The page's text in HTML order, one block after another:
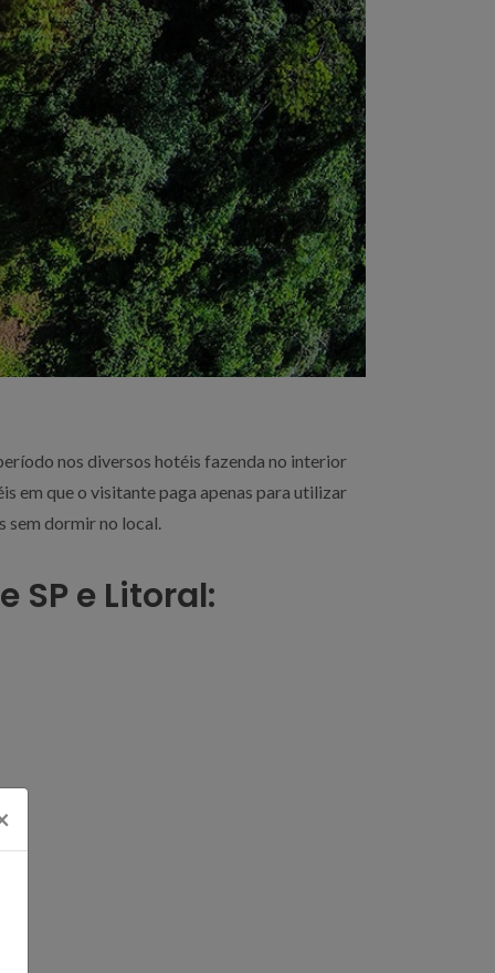
nos diversos hotéis fazenda no interior
em que o visitante paga apenas para utilizar
sem dormir no local.
SP e Litoral: